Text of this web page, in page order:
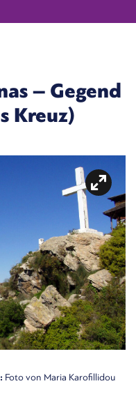
– Gegend
Kreuz)
Foto von Maria Karofillidou